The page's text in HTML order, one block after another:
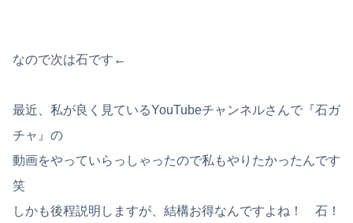
なので次は石です←
最近、私が良く見ているYouTubeチャンネルさんで『石ガ
チャ』の
動画をやっていらっしゃったので私もやりたかったんです
笑
しかも後程説明しますが、結構お得なんですよね！ 石！